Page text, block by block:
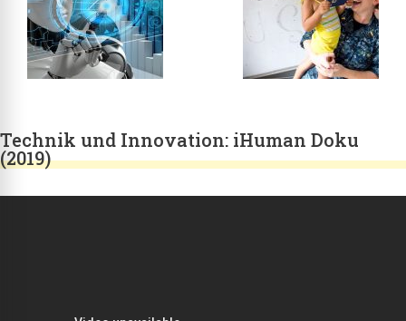
Technik und Innovation: iHuman Doku
(2019)